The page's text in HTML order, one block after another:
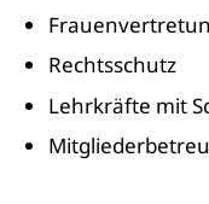
Rechtsschutz
Lehrkräfte mit